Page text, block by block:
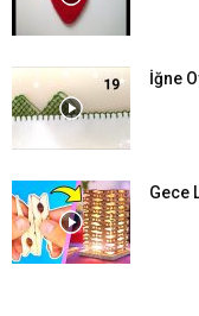
İğne
Gece